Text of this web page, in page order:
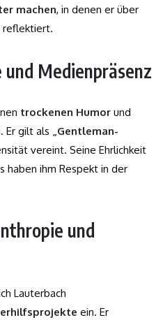
machen, in denen er über
reflektiert.
Medienpräsenz
trockenen Humor und
Er gilt als „Gentleman-
vereint. Seine Ehrlichkeit
haben ihm Respekt in der
und
Lauterbach
ein. Er